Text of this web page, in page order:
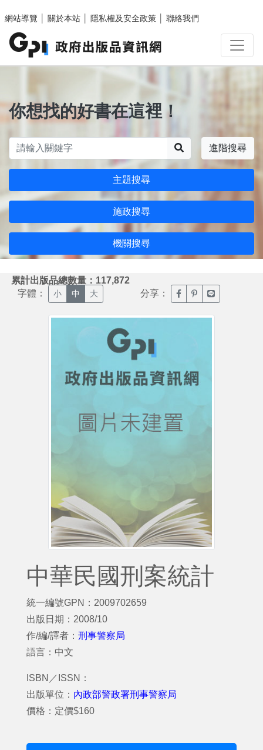
網站導覽
關於本站 隱私權及安全政策 聯絡我們
你想找的好書在這裡！
進階搜尋
主題搜尋
施政搜尋
機關搜尋
累計出版品總數量：117,872
字體： 小 中 大 分享： 臉書分享(另開新視窗)
噗浪分享(另開新
Line分享(另
中華民國刑案統計
統一編號GPN：2009702659
出版日期：2008/10
作/編/譯者： 刑事警察局
語言：中文
ISBN／ISSN：
出版單位： 內政部警政署刑事警察局
價格：定價$160